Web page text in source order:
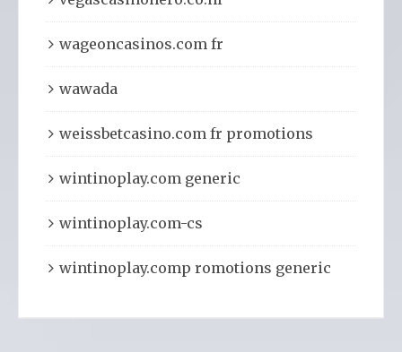
wageoncasinos.com fr
wawada
weissbetcasino.com fr promotions
wintinoplay.com generic
wintinoplay.com-cs
wintinoplay.comp romotions generic